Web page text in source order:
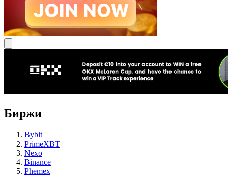
Биржи
Bybit
PrimeXBT
Nexo
Binance
Phemex